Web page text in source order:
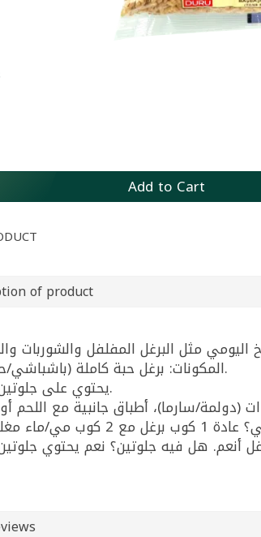
Add to Cart
of product
المكونات: برغل حبة كاملة (باشباشي/حبّة للرز).
يحتوي على جلوتين القمح.
أسئلة شائعة وإجاباتها: هل لازم أغسله أو أنقعه؟ لا، يُنصح بعدم غسله أو نقعه. شو نسبة